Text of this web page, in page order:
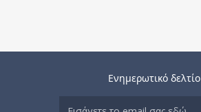
Ενημερωτικό δελτίο